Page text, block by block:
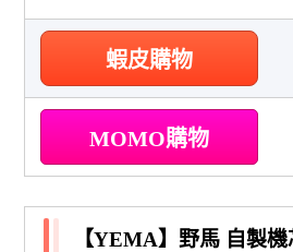
蝦皮購物
MOMO購物
【YEMA】野馬 自製